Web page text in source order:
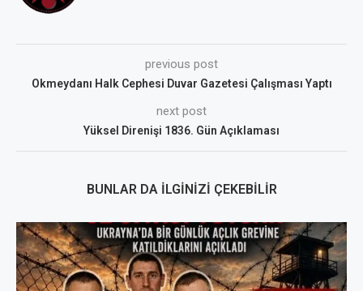
previous post
Okmeydanı Halk Cephesi Duvar Gazetesi Çalışması Yaptı
next post
Yüksel Direnişi 1836. Gün Açıklaması
BUNLAR DA İLGINIZI ÇEKEBILIR